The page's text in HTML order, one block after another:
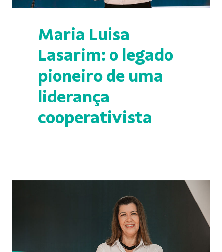
Maria Luisa
Lasarim: o legado
pioneiro de uma
liderança
cooperativista